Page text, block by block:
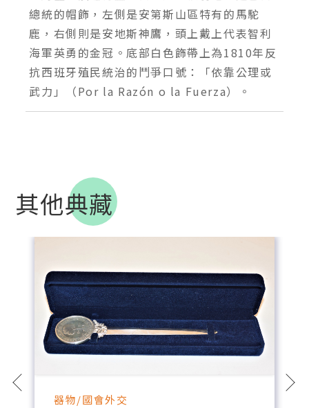
總統的帽飾，左側是安第斯山區特有的馬駝
鹿，右側則是安地斯神鷹，頭上戴上代表智利
海軍英勇的金冠。底部白色飾帶上為1810年反
抗西班牙殖民統治的鬥爭口號：「依靠公理或
其他典藏
器物/國會外交